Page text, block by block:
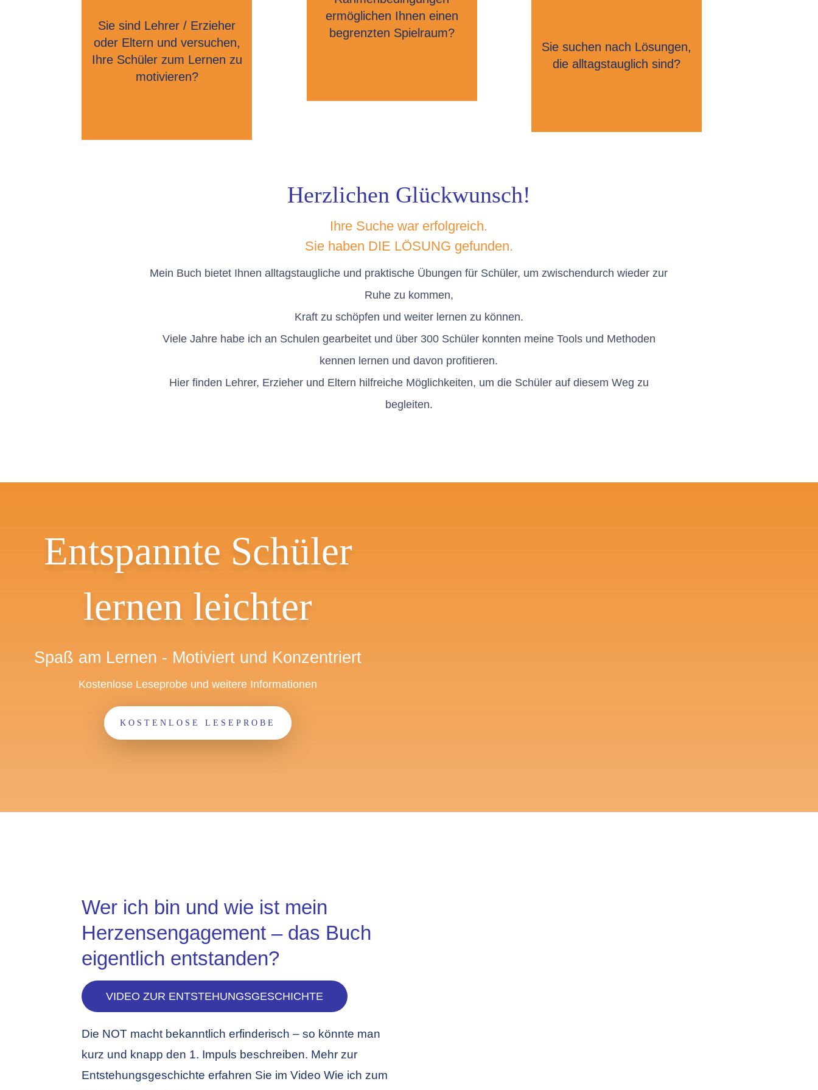
Sie sind Lehrer / Erzieher
oder Eltern und versuchen,
Ihre Schüler zum Lernen zu
motivieren?
ermöglichen Ihnen einen
begrenzten Spielraum?
Sie suchen nach Lösungen,
die alltagstauglich sind?
Herzlichen Glückwunsch!
Ihre Suche war erfolgreich.
Sie haben DIE LÖSUNG gefunden.
Mein Buch bietet Ihnen alltagstaugliche und praktische Übungen für Schüler, um zwischendurch wieder zur
Ruhe zu kommen,
Kraft zu schöpfen und weiter lernen zu können.
Viele Jahre habe ich an Schulen gearbeitet und über 300 Schüler konnten meine Tools und Methoden
kennen lernen und davon profitieren.
Hier finden Lehrer, Erzieher und Eltern hilfreiche Möglichkeiten, um die Schüler auf diesem Weg zu
begleiten.
Entspannte Schüler
lernen leichter
Spaß am Lernen - Motiviert und Konzentriert
Kostenlose Leseprobe und weitere Informationen
KOSTENLOSE LESEPROBE
Wer ich bin und wie ist mein
Herzensengagement – das Buch
eigentlich entstanden?
VIDEO ZUR ENTSTEHUNGSGESCHICHTE
Die NOT macht bekanntlich erfinderisch – so könnte man
kurz und knapp den 1. Impuls beschreiben. Mehr zur
Entstehungsgeschichte erfahren Sie im Video Wie ich zum